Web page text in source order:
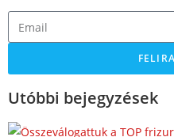
Utóbbi bejegyzések